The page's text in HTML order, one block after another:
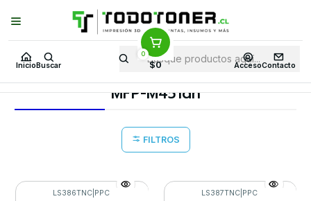
Inicio Buscar
0
$0 AccesoContacto
Puedes Elegir: Comprar enTienda· Despachoa Todo Chile · Retiro en
Tienda en24 Horas
Inicio Toner y tambor Toner Alternativo HP Equipos HP
MFP-M451dn
MFP-M451dn
FILTROS
LS386TNC PPC LS387TNC PPC